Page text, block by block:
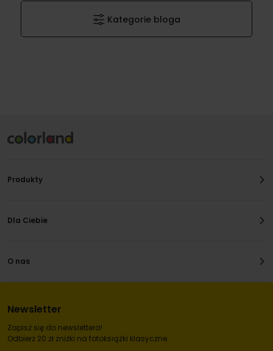
Kategorie bloga
Produkty
Dla Ciebie
O nas
Newsletter
Zapisz się do newslettera!
Odbierz 20 zł zniżki na fotoksiążki klasyczne.